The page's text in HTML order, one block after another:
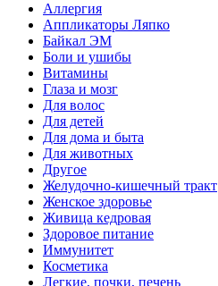
Аллергия
Аппликаторы Ляпко
Байкал ЭМ
Боли и ушибы
Витамины
Глаза и мозг
Для волос
Для детей
Для дома и быта
Для животных
Другое
Желудочно-кишечный тракт
Женское здоровье
Живица кедровая
Здоровое питание
Иммунитет
Косметика
Легкие, почки, печень